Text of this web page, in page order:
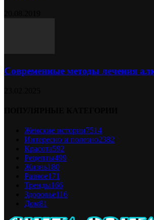
Современные методы лечения
Женские истории7514
Интересно и полезно2382
Красота592
Рецепты499
Жизнь180
Разное171
Тренды166
Здоровье116
Дом81